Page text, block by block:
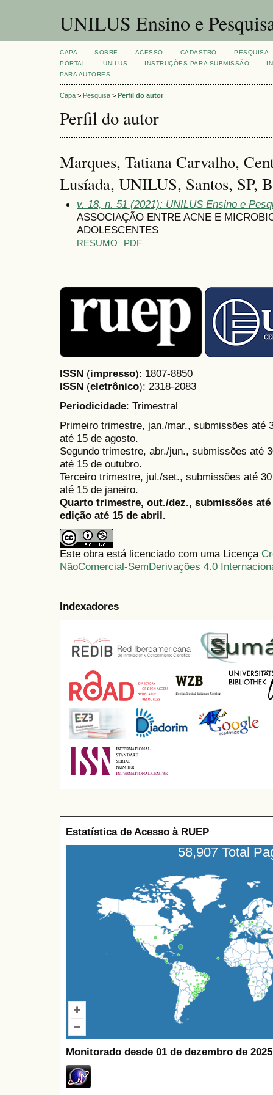
UNILUS Ensino e
CAPA SOBRE ACESSO CADASTRO
PESQUISA
PORTAL
UNILUS INSTRUÇÕES PARA SUBMISSÃO
PARA AUTORES
Capa > Pesquisa > Perfil do autor
Perfil do autor
Marques, Tatiana Carvalho,
Lusíada, UNILUS, Santos, SP,
v. 18, n. 51 (2021): UNILUS Ensino e
ASSOCIAÇÃO ENTRE ACNE E
ADOLESCENTES
RESUMO PDF
ISSN (impresso): 1807-8850
ISSN (eletrônico): 2318-2083
Periodicidade: Trimestral
Primeiro trimestre, jan./mar., submissões até
até 15 de agosto.
Segundo trimestre, abr./jun., submissões até
até 15 de outubro.
Terceiro trimestre, jul./set., submissões até
até 15 de janeiro.
Quarto trimestre, out./dez., submissões
edição até 15 de abril.
Este obra está licenciado com uma Licença
NãoComercial-SemDerivações 4.0
Indexadores
Estatística de Acesso à RUEP
58,907 Total
Monitorado desde 01 de dezembro de